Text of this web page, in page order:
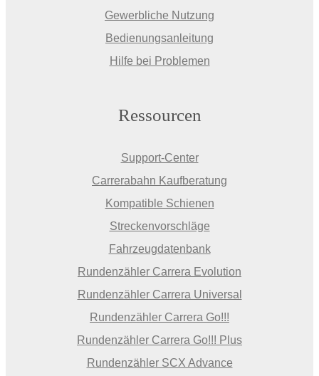
Gewerbliche Nutzung
Bedienungsanleitung
Hilfe bei Problemen
Ressourcen
Support-Center
Carrerabahn Kaufberatung
Kompatible Schienen
Streckenvorschläge
Fahrzeugdatenbank
Rundenzähler Carrera Evolution
Rundenzähler Carrera Universal
Rundenzähler Carrera Go!!!
Rundenzähler Carrera Go!!! Plus
Rundenzähler SCX Advance